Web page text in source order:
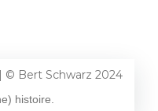
histoire.